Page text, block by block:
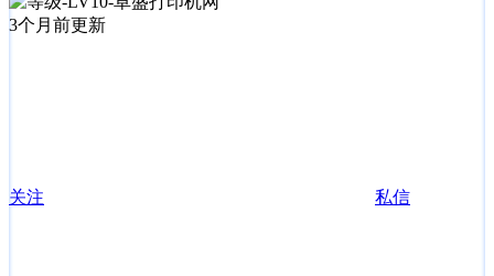
3个月前更新
关注 私信